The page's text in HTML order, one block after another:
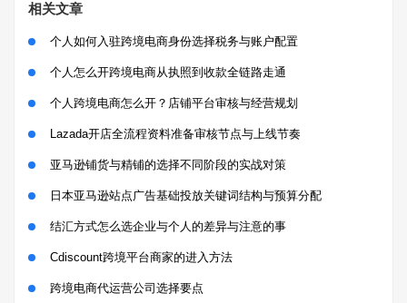
相关文章
个人如何入驻跨境电商身份选择税务与账户配置
个人怎么开跨境电商从执照到收款全链路走通
个人跨境电商怎么开？店铺平台审核与经营规划
Lazada开店全流程资料准备审核节点与上线节奏
亚马逊铺货与精铺的选择不同阶段的实战对策
日本亚马逊站点广告基础投放关键词结构与预算分配
结汇方式怎么选企业与个人的差异与注意的事
Cdiscount跨境平台商家的进入方法
跨境电商代运营公司选择要点